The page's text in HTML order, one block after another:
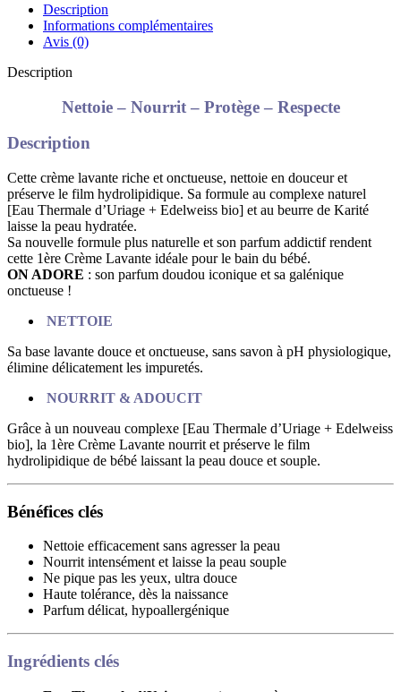
Description
Informations complémentaires
Avis (0)
Description
Nettoie – Nourrit – Protège – Respecte
Description
Cette crème lavante riche et onctueuse, nettoie en douceur et
préserve le film hydrolipidique. Sa formule au complexe naturel
[Eau Thermale d’Uriage + Edelweiss bio] et au beurre de Karité
laisse la peau hydratée.
Sa nouvelle formule plus naturelle et son parfum addictif rendent
cette 1ère Crème Lavante idéale pour le bain du bébé.
ON ADORE : son parfum doudou iconique et sa galénique
onctueuse !
NETTOIE
Sa base lavante douce et onctueuse, sans savon à pH physiologique,
élimine délicatement les impuretés.
NOURRIT & ADOUCIT
Grâce à un nouveau complexe [Eau Thermale d’Uriage + Edelweiss
bio], la 1ère Crème Lavante nourrit et préserve le film
hydrolipidique de bébé laissant la peau douce et souple.
Bénéfices clés
Nettoie efficacement sans agresser la peau
Nourrit intensément et laisse la peau souple
Ne pique pas les yeux, ultra douce
Haute tolérance, dès la naissance
Parfum délicat, hypoallergénique
Ingrédients clés